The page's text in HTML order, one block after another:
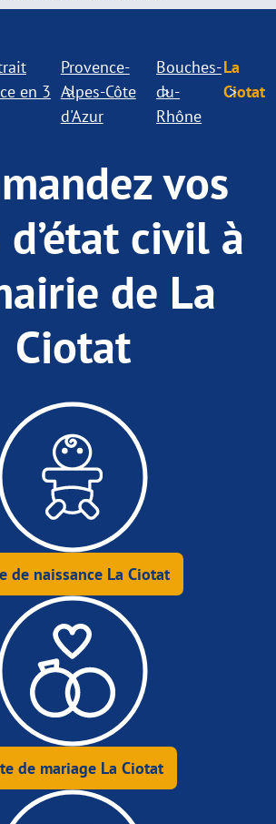
en 3
Provence-
Alpes-Côte
d'Azur
Bouches-
du-
Rhône
La
Ciotat
vos
civil à
de La
Ciotat
de naissance La Ciotat
de mariage La Ciotat